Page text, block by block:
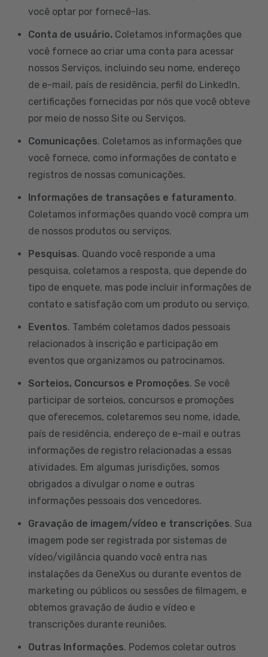
você optar por fornecê-las.
Conta de usuário. Coletamos informações que
você fornece ao criar uma conta para acessar
nossos Serviços, incluindo seu nome, endereço
de e-mail, país de residência, perfil do LinkedIn,
certificações fornecidas por nós que você obteve
por meio de nosso Site ou Serviços.
Comunicações. Coletamos as informações que
você fornece, como informações de contato e
registros de nossas comunicações.
Informações de transações e faturamento.
Coletamos informações quando você compra um
de nossos produtos ou serviços.
Pesquisas. Quando você responde a uma
pesquisa, coletamos a resposta, que depende do
tipo de enquete, mas pode incluir informações de
contato e satisfação com um produto ou serviço.
Eventos. Também coletamos dados pessoais
relacionados à inscrição e participação em
eventos que organizamos ou patrocinamos.
Sorteios, Concursos e Promoções. Se você
participar de sorteios, concursos e promoções
que oferecemos, coletaremos seu nome, idade,
país de residência, endereço de e-mail e outras
informações de registro relacionadas a essas
atividades. Em algumas jurisdições, somos
obrigados a divulgar o nome e outras
informações pessoais dos vencedores.
Gravação de imagem/vídeo e transcrições. Sua
imagem pode ser registrada por sistemas de
vídeo/vigilância quando você entra nas
instalações da GeneXus ou durante eventos de
marketing ou públicos ou sessões de filmagem, e
obtemos gravação de áudio e vídeo e
transcrições durante reuniões.
Outras Informações. Podemos coletar outros